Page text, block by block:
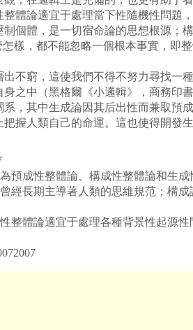
體論適宜于處理當下性隨機性問題
個體，是一切宿命論的思想根源
樣，都不能忽略一個根本事實，即
窮，這使我們不得不努力尋找一
之中（黑格爾《小邏輯》，商務印
，其中生成論因其后出性而兼取
握人類自己的命運。這也使得開發
預成性整體論、構成性整體論和生
長期主導著人類的思維規范；構成
體論適宜于處理各種背景性起源性